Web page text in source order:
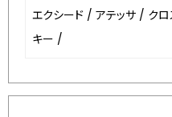
エクシード / アテッサ / ク
キー /